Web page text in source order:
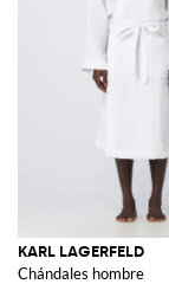
KARL LAGERFELD
Chándales hombre